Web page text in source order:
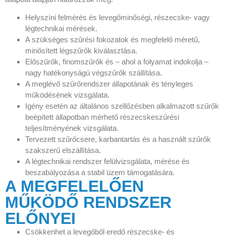
Helyszíni felmérés és levegőminőségi, részecske- vagy
légtechnikai mérések.
A szükséges szűrési fokozatok és megfelelő méretű,
minősített légszűrők kiválasztása.
Előszűrők, finomszűrők és – ahol a folyamat indokolja –
nagy hatékonyságú végszűrők szállítása.
A meglévő szűrőrendszer állapotának és tényleges
működésének vizsgálata.
Igény esetén az általános szellőzésben alkalmazott szűrők
beépített állapotban mérhető részecskeszűrési
teljesítményének vizsgálata.
Tervezett szűrőcsere, karbantartás és a használt szűrők
szakszerű elszállítása.
A légtechnikai rendszer felülvizsgálata, mérése és
beszabályozása a stabil üzem támogatására.
A MEGFELELŐEN
MŰKÖDŐ RENDSZER
ELŐNYEI
Csökkenhet a levegőből eredő részecske- és